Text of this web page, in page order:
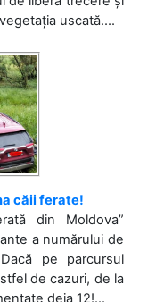
uscată....
căii ferate!
din Moldova”
a numărului de
pe parcursul
de cazuri, de la
deja 12!...